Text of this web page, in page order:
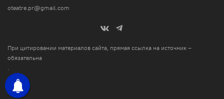
oteatre.pr@gmail.com
При цитировании материалов сайта, прямая ссылка на источник –
обязательна
.